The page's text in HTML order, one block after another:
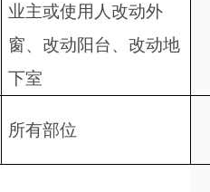
业主或使用人 改动外
窗、改动阳台、改动地
下室
所有部位